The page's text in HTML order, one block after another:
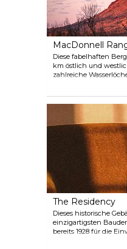
MacDonnell
Diese fabelhaften
km östlich und
zahlreiche
Wanderwege,
Campingplätze.
der Stadt entfernt,
Weg und genießen
The Residency
Dieses historische
einzigartigsten
bereits 1928 für die
errichtet und